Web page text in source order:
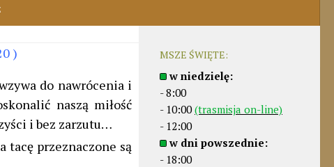
)
do nawrócenia i
naszą miłość
i bez zarzutu…
tacę przeznaczone są
MSZE ŚWIĘTE:
w niedzielę:
- 8:00
- 10:00(trasmisja on-line)
- 12:00
w dni powszednie:
- 18:00